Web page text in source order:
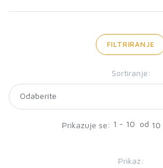
FILTRIRANJE
Sortiranje:
Prikazuje se: 1 - 10 od 10
Prikaz: